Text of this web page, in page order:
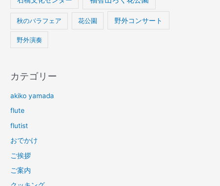
秋のバラフェア 花公園 野外コンサート
野外演奏
カテゴリー
akiko yamada
flute
flutist
おでかけ
ご挨拶
ご案内